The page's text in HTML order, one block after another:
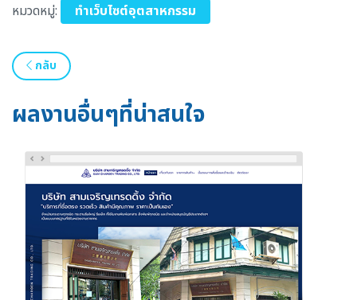
หมวดหมู่: ทำเว็บไซต์อุตสาหกรรม
กลับ
ผลงานอื่นๆที่น่าสนใจ